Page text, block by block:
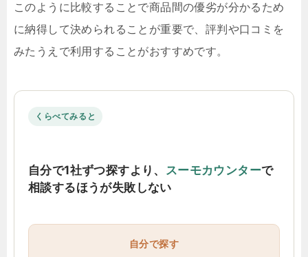
このように比較することで商品間の優劣が分かるため
に納得して決められることが重要で、評判や口コミを
みたうえで利用することがおすすめです。
くらべてみると
自分で1社ずつ探すより、 スーモカウンターで
相談するほうが失敗しない
自分で探す